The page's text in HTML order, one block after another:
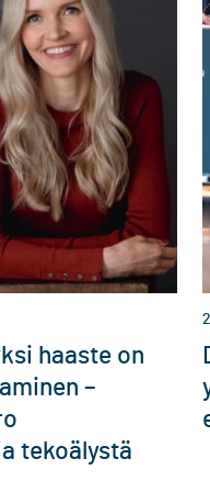
haaste on
–
tekoälystä